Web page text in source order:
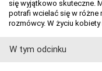
się wyjątkowo skuteczne.
potrafi wcielać się w różne
rozmówcy. W życiu
W tym odcinku